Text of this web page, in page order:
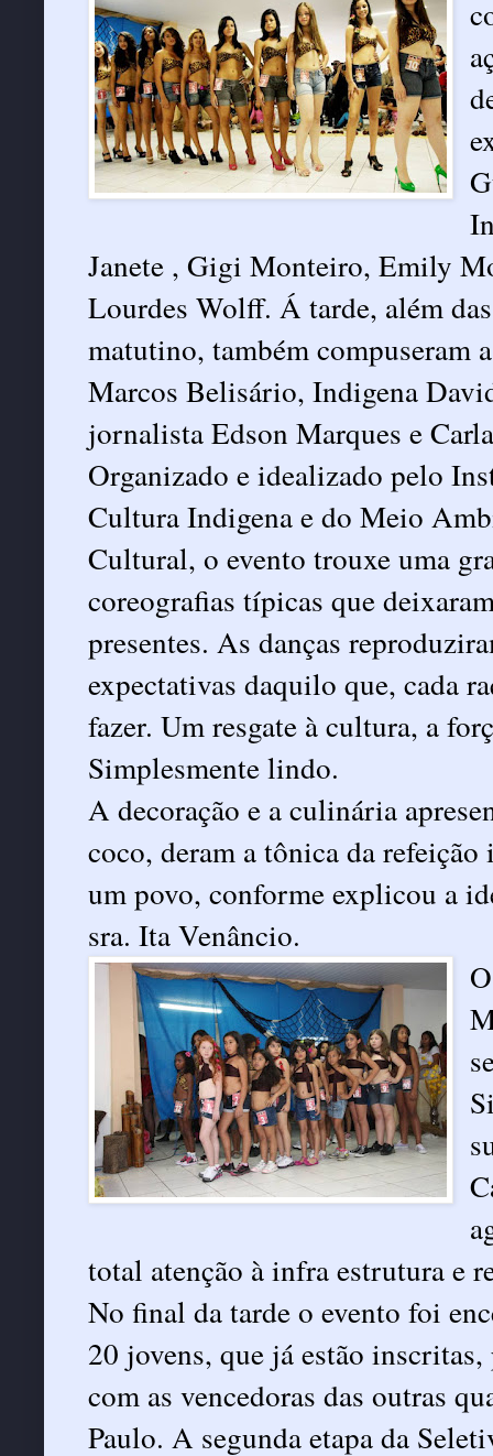
Janete , Gigi Monteiro, Emily
Lourdes Wolff. Á tarde, além
matutino, também compuseram
Marcos Belisário, Indigena
jornalista Edson Marques e
Organizado e idealizado pelo
Cultura Indigena e do Meio
Cultural, o evento trouxe uma
coreografias típicas que
presentes. As danças
expectativas daquilo que, cada
fazer. Um resgate à cultura, a
Simplesmente lindo.
A decoração e a culinária
coco, deram a tônica da
um povo, conforme explicou a
sra. Ita Venâncio.
total atenção à infra estrutura e
No final da tarde o evento foi
20 jovens, que já estão
com as vencedoras das outras
Paulo. A segunda etapa da